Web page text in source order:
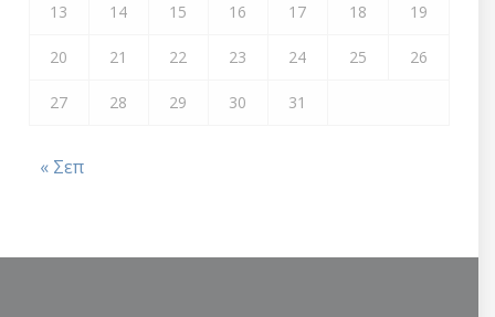
13 14 15 16 17 18 19
20 21 22 23 24 25 26
27 28 29 30 31
« Σεπ